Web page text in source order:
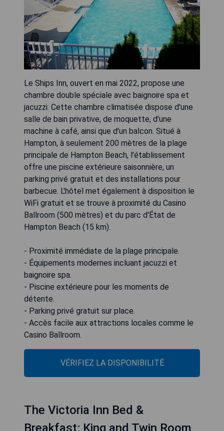
Le Ships Inn, ouvert en mai 2022, propose une
chambre double spéciale avec baignoire spa et
jacuzzi. Cette chambre climatisée dispose d'une
salle de bain privative, de moquette, d'une
machine à café, ainsi que d'un balcon. Situé à
Hampton, à seulement 200 mètres de la plage
principale de Hampton Beach, l'établissement
offre une piscine extérieure saisonnière, un
parking privé gratuit et des installations pour
barbecue. L'hôtel met également à disposition le
WiFi gratuit et se trouve à proximité du Casino
Ballroom (500 mètres) et du parc d'État de
Hampton Beach (15 km).
- Proximité immédiate de la plage principale.
- Équipements modernes incluant jacuzzi et
baignoire spa.
- Piscine extérieure pour les moments de
détente.
- Parking privé gratuit sur place.
- Accès facile aux attractions locales comme le
Casino Ballroom.
VÉRIFIEZ LA DISPONIBILITÉ
The Victoria Inn Bed &
Breakfast: King and Twin Room